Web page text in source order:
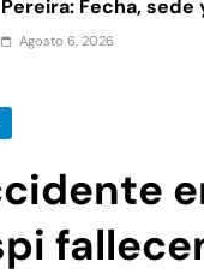
Pereira: Fecha,
Agosto 6, 2026
2026/2027:
Urban Roosters
FMS Under Argentina
Participantes y